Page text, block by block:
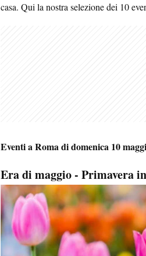
casa. Qui la nostra selezione dei 10
Eventi a Roma di domenica 10
Era di maggio - Primavera